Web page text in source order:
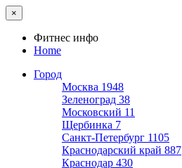
×
Фитнес инфо
Home
Город
Москва 1948
Зеленоград 38
Московский 11
Щербинка 7
Санкт-Петербург 1105
Краснодарский край 887
Краснодар 430